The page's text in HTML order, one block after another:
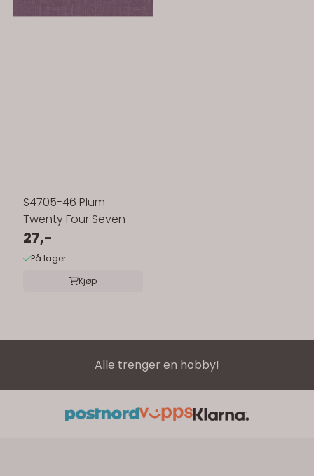
S4705-46 Plum
Twenty Four Seven
27,-
På lager
Kjøp
Alle trenger en hobby!